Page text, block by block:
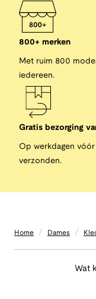
800+ merken
Met ruim 800
iedereen.
Gratis bezorging
Op werkdagen
verzonden.
Home / Dames /
Wat